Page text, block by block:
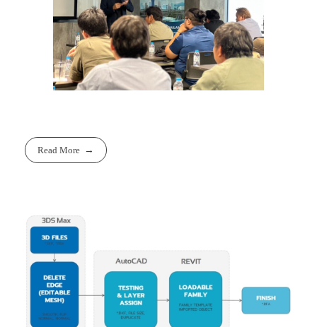
Read More